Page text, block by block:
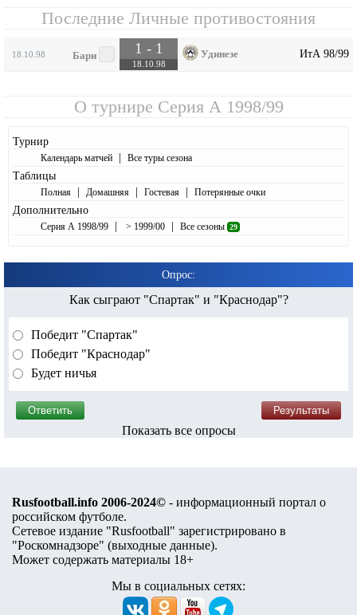
Последние Личные противостояния
18.10.98 Бари 1 - 1
18.10.98
Удинезе ИтА 98/99
О турнире Серия А 1998/99
Турнир
Календарь матчей | Все туры сезона
Таблицы
Полная | Домашняя | Гостевая | Потерянные очки
Дополнительно
Серия А 1998/99 | > 1999/00 | Все сезоны 29
Опрос:
Как сыграют "Спартак" и "Краснодар"?
Победит "Спартак"
Победит "Краснодар"
Будет ничья
Показать все опросы
Rusfootball.info 2006-2024© - информационный портал о
российском футболе.
Сетевое издание "Rusfootball" зарегистрировано в
"Роскомнадзоре" (выходные данные).
Может содержать материалы 18+
Мы в социальных сетях: